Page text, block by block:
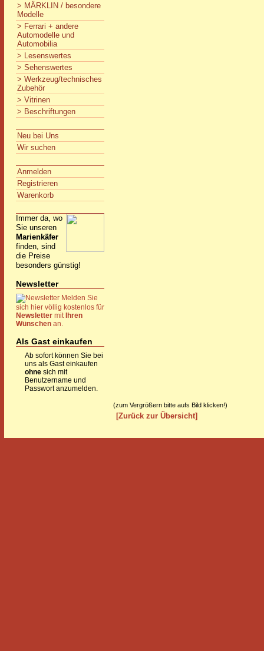
> MÄRKLIN / besondere
Modelle
> Ferrari + andere
Automodelle und
Automobilia
> Lesenswertes
> Sehenswertes
> Werkzeug/technisches
Zubehör
> Vitrinen
> Beschriftungen
Neu bei Uns
Wir suchen
Anmelden
Registrieren
Warenkorb
Immer da, wo
Sie unseren
Marienkäfer
finden, sind
die Preise
besonders günstig!
Newsletter
Melden Sie
sich hier völlig kostenlos für
Newsletter mit Ihren
Wünschen an.
Als Gast einkaufen
Ab sofort können Sie bei
uns als Gast einkaufen
ohne sich mit
Benutzername und
Passwort anzumelden.
(zum Vergrößern bitte aufs Bild klicken!)
[Zurück zur Übersicht]